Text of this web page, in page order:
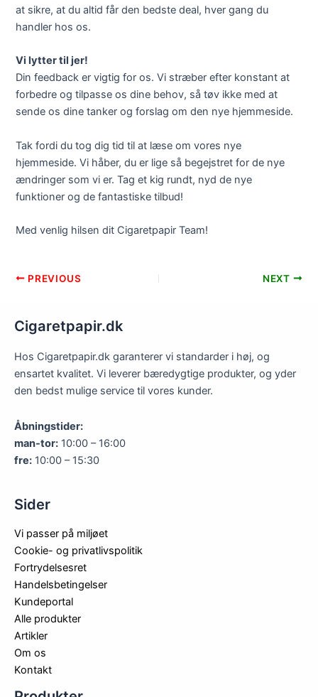
at sikre, at du altid får den bedste deal, hver gang du
handler hos os.
Vi lytter til jer!
Din feedback er vigtig for os. Vi stræber efter konstant at
forbedre og tilpasse os dine behov, så tøv ikke med at
sende os dine tanker og forslag om den nye hjemmeside.
Tak fordi du tog dig tid til at læse om vores nye
hjemmeside. Vi håber, du er lige så begejstret for de nye
ændringer som vi er. Tag et kig rundt, nyd de nye
funktioner og de fantastiske tilbud!
Med venlig hilsen dit Cigaretpapir Team!
Post PREVIOUS NEXT
Cigaretpapir.dk
Hos Cigaretpapir.dk garanterer vi standarder i høj, og
ensartet kvalitet. Vi leverer bæredygtige produkter, og yder
den bedst mulige service til vores kunder.
Åbningstider:
man-tor: 10:00 – 16:00
fre: 10:00 – 15:30
Sider
Vi passer på miljøet
Cookie- og privatlivspolitik
Fortrydelsesret
Handelsbetingelser
Kundeportal
Alle produkter
Artikler
Om os
Kontakt